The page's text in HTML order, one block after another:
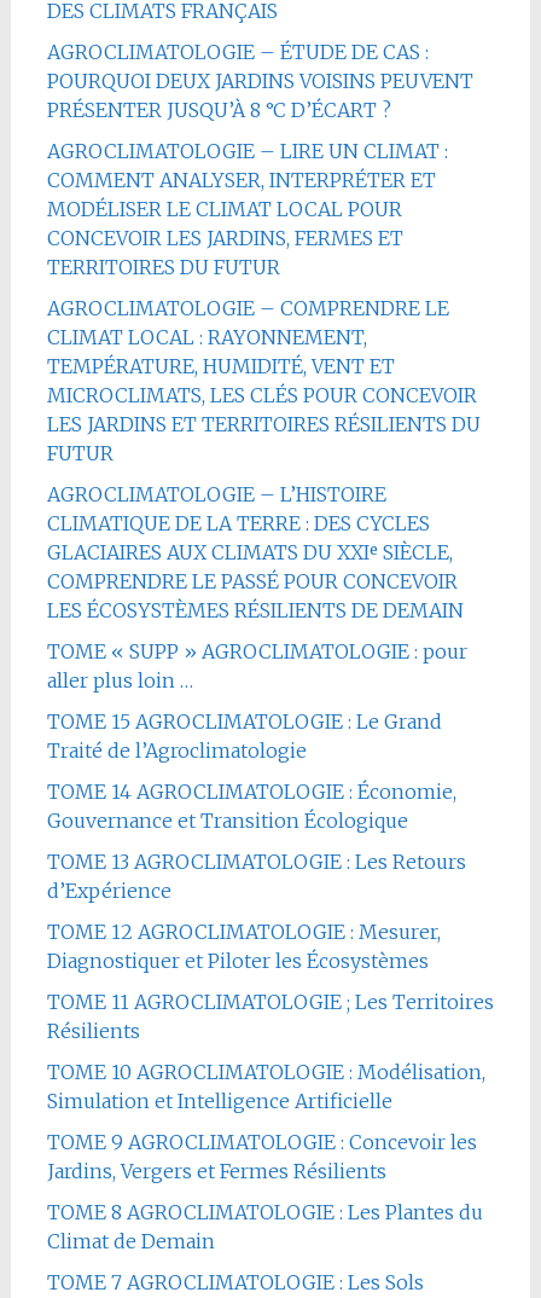
DES CLIMATS FRANÇAIS
AGROCLIMATOLOGIE – ÉTUDE DE CAS :
POURQUOI DEUX JARDINS VOISINS PEUVENT
PRÉSENTER JUSQU’À 8 °C D’ÉCART ?
AGROCLIMATOLOGIE – LIRE UN CLIMAT :
COMMENT ANALYSER, INTERPRÉTER ET
MODÉLISER LE CLIMAT LOCAL POUR
CONCEVOIR LES JARDINS, FERMES ET
TERRITOIRES DU FUTUR
AGROCLIMATOLOGIE – COMPRENDRE LE
CLIMAT LOCAL : RAYONNEMENT,
TEMPÉRATURE, HUMIDITÉ, VENT ET
MICROCLIMATS, LES CLÉS POUR CONCEVOIR
LES JARDINS ET TERRITOIRES RÉSILIENTS DU
FUTUR
AGROCLIMATOLOGIE – L’HISTOIRE
CLIMATIQUE DE LA TERRE : DES CYCLES
GLACIAIRES AUX CLIMATS DU XXIᵉ SIÈCLE,
COMPRENDRE LE PASSÉ POUR CONCEVOIR
LES ÉCOSYSTÈMES RÉSILIENTS DE DEMAIN
TOME « SUPP » AGROCLIMATOLOGIE : pour
aller plus loin …
TOME 15 AGROCLIMATOLOGIE : Le Grand
Traité de l’Agroclimatologie
TOME 14 AGROCLIMATOLOGIE : Économie,
Gouvernance et Transition Écologique
TOME 13 AGROCLIMATOLOGIE : Les Retours
d’Expérience
TOME 12 AGROCLIMATOLOGIE : Mesurer,
Diagnostiquer et Piloter les Écosystèmes
TOME 11 AGROCLIMATOLOGIE ; Les Territoires
Résilients
TOME 10 AGROCLIMATOLOGIE : Modélisation,
Simulation et Intelligence Artificielle
TOME 9 AGROCLIMATOLOGIE : Concevoir les
Jardins, Vergers et Fermes Résilients
TOME 8 AGROCLIMATOLOGIE : Les Plantes du
Climat de Demain
TOME 7 AGROCLIMATOLOGIE : Les Sols